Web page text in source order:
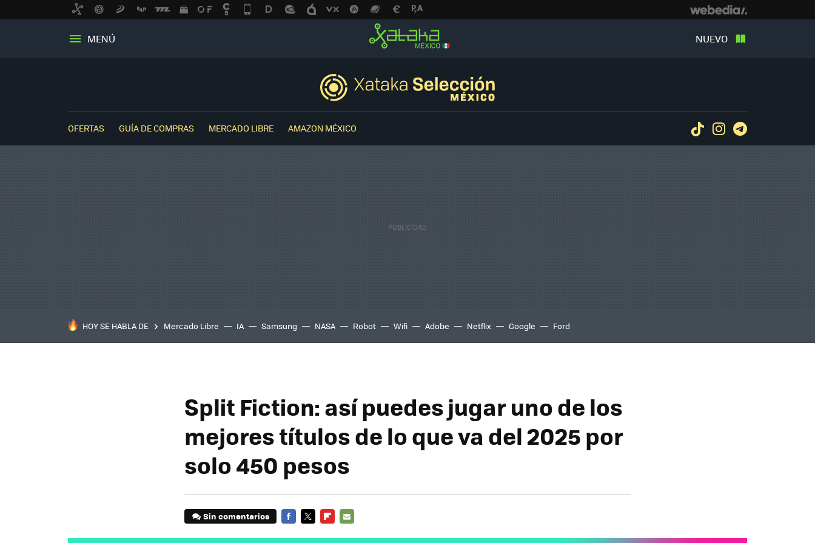
MENÚ NUEVO
OFERTAS GUÍA DE COMPRAS MERCADO LIBRE AMAZON MÉXICO TiktokInstagram
HOY SE HABLA DE Mercado Libre IA Samsung NASA Robot Wifi Adobe Netflix Google Ford
Split Fiction: así puedes jugar uno de los
mejores títulos de lo que va del 2025 por
solo 450 pesos
Sin comentarios